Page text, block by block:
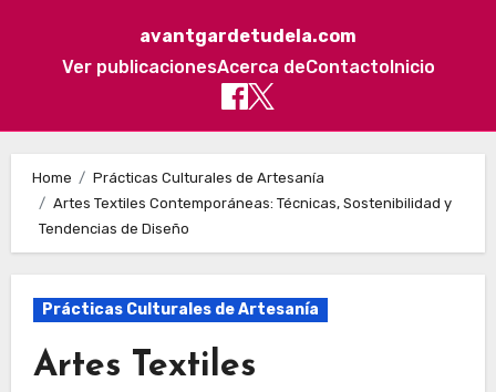
avantgardetudela.com
Ver publicacionesAcerca deContacto Inicio
Home
Prácticas Culturales de Artesanía
Artes Textiles Contemporáneas: Técnicas, Sostenibilidad y
Tendencias de Diseño
Prácticas Culturales de Artesanía
Artes Textiles